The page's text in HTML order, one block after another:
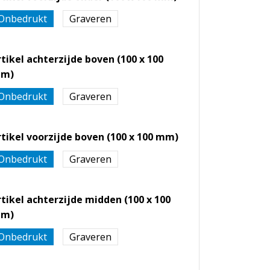
Graveren
achterzijde boven (100 x 100
Graveren
voorzijde boven (100 x 100 mm)
Graveren
achterzijde midden (100 x 100
Graveren